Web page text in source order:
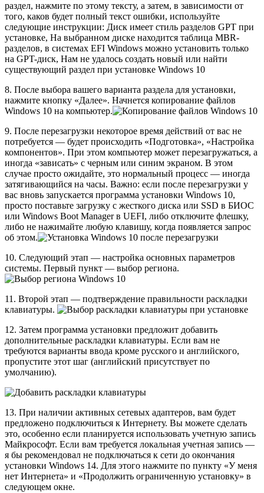
раздел, нажмите по этому тексту, а затем, в зависимости от
того, каков будет полный текст ошибки, используйте
следующие инструкции: Диск имеет стиль разделов GPT при
установке, На выбранном диске находится таблица MBR-
разделов, в системах EFI Windows можно установить только
на GPT-диск, Нам не удалось создать новый или найти
существующий раздел при установке Windows 10
8. После выбора вашего варианта раздела для установки,
нажмите кнопку «Далее». Начнется копирование файлов
Windows 10 на компьютер.
9. После перезагрузки некоторое время действий от вас не
потребуется — будет происходить «Подготовка», «Настройка
компонентов». При этом компьютер может перезагружаться, а
иногда «зависать» с черным или синим экраном. В этом
случае просто ожидайте, это нормальный процесс — иногда
затягивающийся на часы. Важно: если после перезагрузки у
вас вновь запускается программа установки Windows 10,
просто поставьте загрузку с жесткого диска или SSD в БИОС
или Windows Boot Manager в UEFI, либо отключите флешку,
либо не нажимайте любую клавишу, когда появляется запрос
об этом.
10. Следующий этап — настройка основных параметров
системы. Первый пункт — выбор региона.
11. Второй этап — подтверждение правильности раскладки
клавиатуры.
12. Затем программа установки предложит добавить
дополнительные раскладки клавиатуры. Если вам не
требуются варианты ввода кроме русского и английского,
пропустите этот шаг (английский присутствует по
умолчанию).
13. При наличии активных сетевых адаптеров, вам будет
предложено подключиться к Интернету. Вы можете сделать
это, особенно если планируется использовать учетную запись
Майкрософт. Если вам требуется локальная учетная запись —
я бы рекомендовал не подключаться к сети до окончания
установки Windows 14. Для этого нажмите по пункту «У меня
нет Интернета» и «Продолжить ограниченную установку» в
следующем окне.